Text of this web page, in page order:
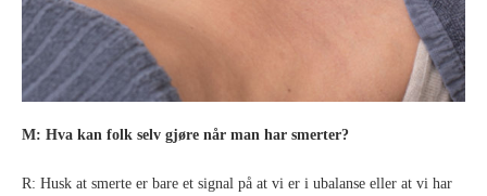
M: Hva kan folk selv gjøre når man har smerter?
R: Husk at smerte er bare et signal på at vi er i ubalanse eller at vi har